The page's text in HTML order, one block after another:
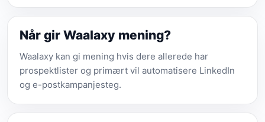
Når gir Waalaxy mening?
Waalaxy kan gi mening hvis dere allerede har
prospektlister og primært vil automatisere LinkedIn
og e-postkampanjesteg.